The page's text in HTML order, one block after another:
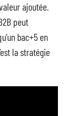
ajoutée.
peut
bac+5 en
la stratégie